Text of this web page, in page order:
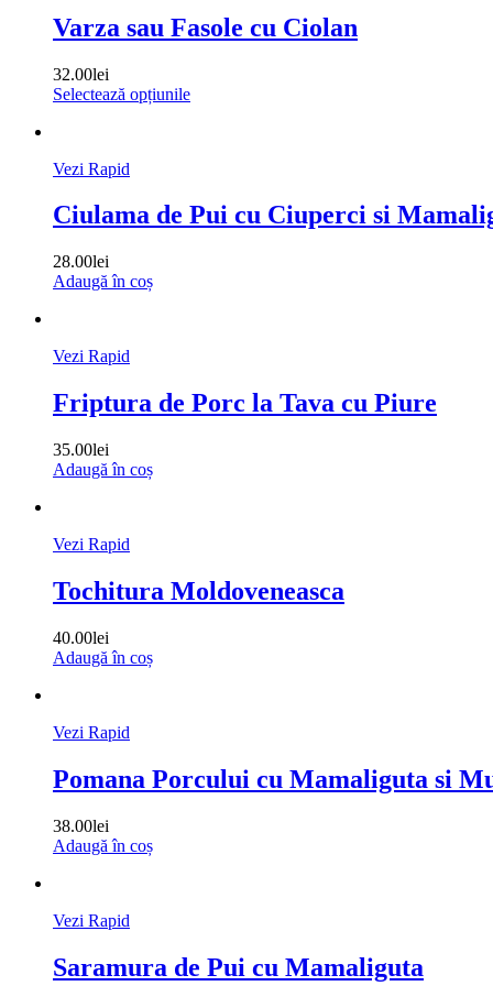
Varza sau Fasole cu Ciolan
32.00lei
Selectează opțiunile
Vezi Rapid
Ciulama de Pui cu Ciuperci si
28.00lei
Adaugă în coș
Vezi Rapid
Friptura de Porc la Tava cu Piure
35.00lei
Adaugă în coș
Vezi Rapid
Tochitura Moldoveneasca
40.00lei
Adaugă în coș
Vezi Rapid
Pomana Porcului cu Mamaliguta si
38.00lei
Adaugă în coș
Vezi Rapid
Saramura de Pui cu Mamaliguta